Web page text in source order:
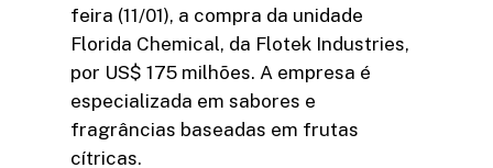
feira (11/01), a compra da unidade
Florida Chemical, da Flotek Industries,
por US$ 175 milhões. A empresa é
especializada em sabores e
fragrâncias baseadas em frutas
cítricas.